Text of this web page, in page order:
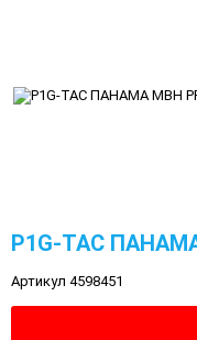
P1G-TAC ПАНАМА
Артикул 4598451